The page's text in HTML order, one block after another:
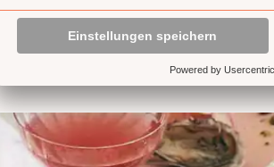
ALLE REZEPTE